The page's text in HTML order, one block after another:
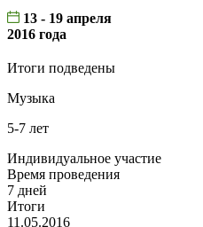
13 - 19 апреля
2016 года
Итоги подведены
Музыка
5-7 лет
Индивидуальное участие
Время проведения
7 дней
Итоги
11.05.2016